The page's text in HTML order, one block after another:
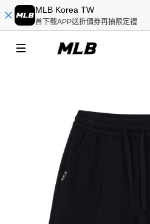
MLB Korea TW
首下載APP送折價券再抽限定禮